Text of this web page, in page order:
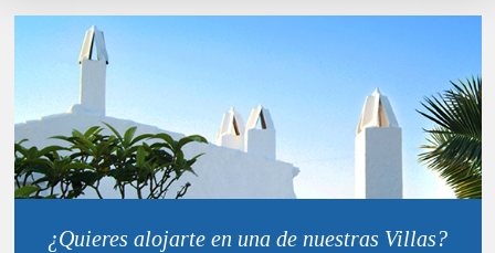
¿Quieres alojarte en una de nuestras Villas?